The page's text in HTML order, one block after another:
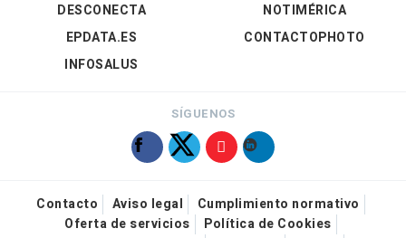
DESCONECTA
EPDATA.ES
INFOSALUS
NOTIMÉRICA
CONTACTOPHOTO
SÍGUENOS
Contacto Aviso legal
Cumplimiento normativo
Oferta de servicios
Política de Cookies